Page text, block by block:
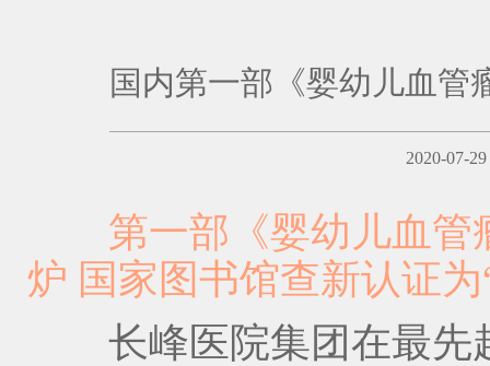
国内第一部《婴幼儿血管
2020-07-
第一部《婴幼儿血管
炉 国家图书馆查新认证为
长峰医院集团在最先